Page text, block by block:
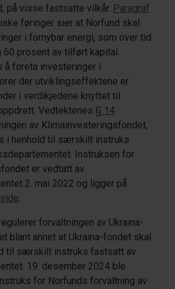
på visse fastsatte vilkår. Paragraf
føringer sier at Norfund skal
i fornybar energi, som over tid
60 prosent av tilført kapital.
å foreta investeringer i
der utviklingseffektene er
i verdikjedene knyttet til
Vedtektenes § 14
av Klimainvesteringsfondet,
i henhold til særskilt instruks
Instruksen for
er vedtatt av
2. mai 2022 og ligger på
.
forvaltningen av Ukraina-
blant annet at Ukraina-fondet skal
til særskilt instruks fastsatt av
19. desember 2024 ble
for Norfunds forvaltning av